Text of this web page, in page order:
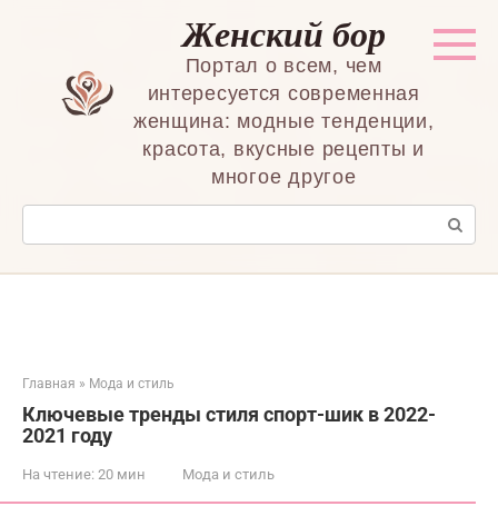
Женский бор
Портал о всем, чем
интересуется современная
женщина: модные тенденции,
красота, вкусные рецепты и
многое другое
Поиск:
Главная » Мода и стиль
Ключевые тренды стиля спорт-шик в 2022-
2021 году
На чтение: 20 мин Мода и стиль